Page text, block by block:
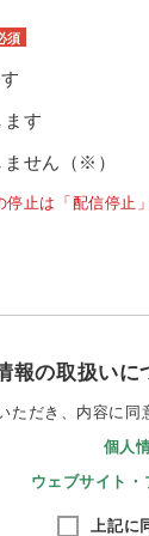
須
ます
せん（※）
止は「配信停止
報の取扱いに
ただき、内容に同
個人
ウェブサイト
上記に